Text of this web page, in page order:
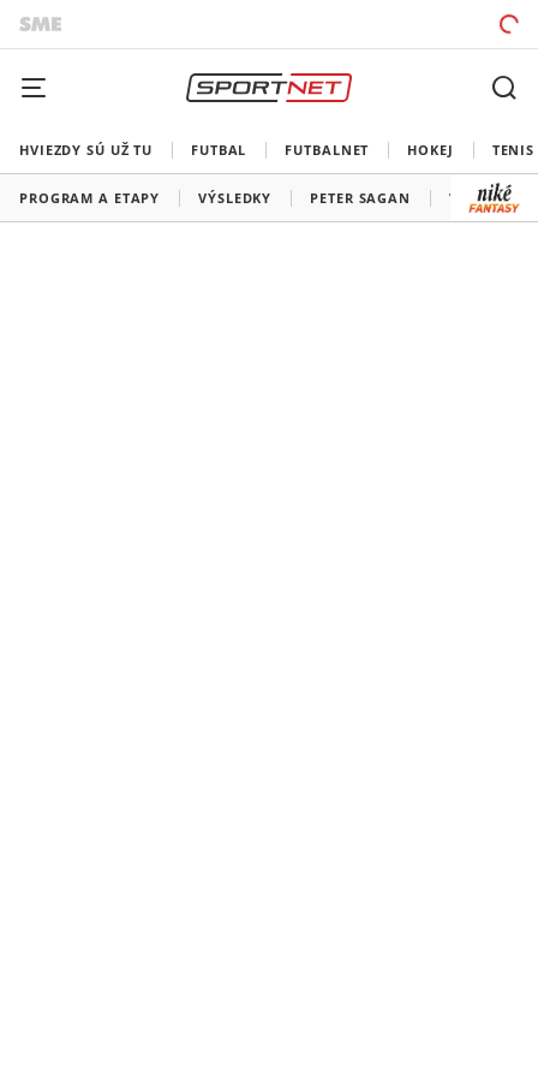
HVIEZDY SÚ UŽ TU FUTBAL FUTBALNET HOKEJ TENIS
PROGRAM A ETAPY VÝSLEDKY PETER SAGAN VŠETKY